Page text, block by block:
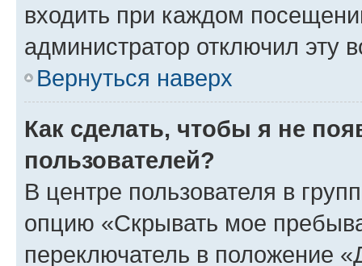
входить при каждом
администратор отключил эту
Вернуться наверх
Как сделать, чтобы я не
пользователей?
В центре пользователя в
опцию «Скрывать мое
переключатель в положение